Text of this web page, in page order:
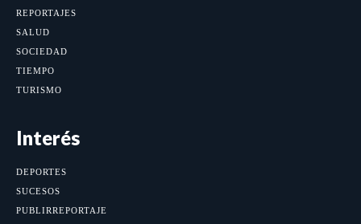
REPORTAJES
SALUD
SOCIEDAD
TIEMPO
TURISMO
Interés
DEPORTES
SUCESOS
PUBLIRREPORTAJE